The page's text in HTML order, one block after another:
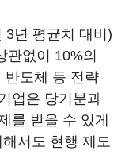
3년 평균치 대비)
관없이 10%의
반도체 등 전략
업은 당기분과
를 받을 수 있게
서도 현행 제도